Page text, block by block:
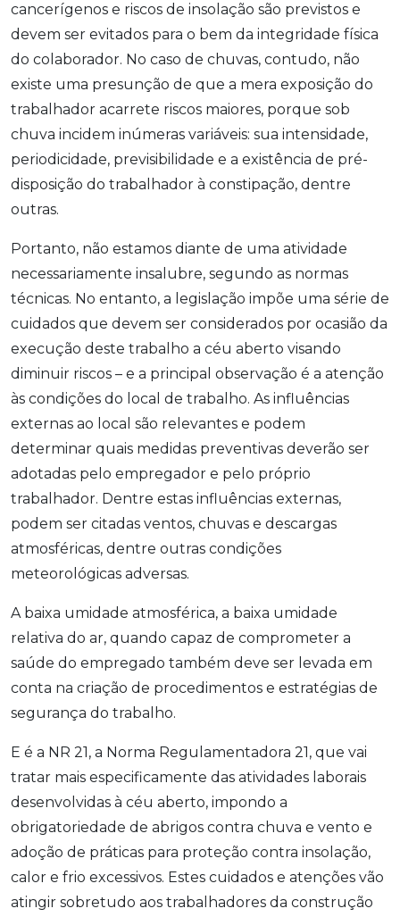
cancerígenos e riscos de insolação são previstos e
devem ser evitados para o bem da integridade física
do colaborador. No caso de chuvas, contudo, não
existe uma presunção de que a mera exposição do
trabalhador acarrete riscos maiores, porque sob
chuva incidem inúmeras variáveis: sua intensidade,
periodicidade, previsibilidade e a existência de pré-
disposição do trabalhador à constipação, dentre
outras.
Portanto, não estamos diante de uma atividade
necessariamente insalubre, segundo as normas
técnicas. No entanto, a legislação impõe uma série de
cuidados que devem ser considerados por ocasião da
execução deste trabalho a céu aberto visando
diminuir riscos – e a principal observação é a atenção
às condições do local de trabalho. As influências
externas ao local são relevantes e podem
determinar quais medidas preventivas deverão ser
adotadas pelo empregador e pelo próprio
trabalhador. Dentre estas influências externas,
podem ser citadas ventos, chuvas e descargas
atmosféricas, dentre outras condições
meteorológicas adversas.
A baixa umidade atmosférica, a baixa umidade
relativa do ar, quando capaz de comprometer a
saúde do empregado também deve ser levada em
conta na criação de procedimentos e estratégias de
segurança do trabalho.
E é a NR 21, a Norma Regulamentadora 21, que vai
tratar mais especificamente das atividades laborais
desenvolvidas à céu aberto, impondo a
obrigatoriedade de abrigos contra chuva e vento e
adoção de práticas para proteção contra insolação,
calor e frio excessivos. Estes cuidados e atenções vão
atingir sobretudo aos trabalhadores da construção